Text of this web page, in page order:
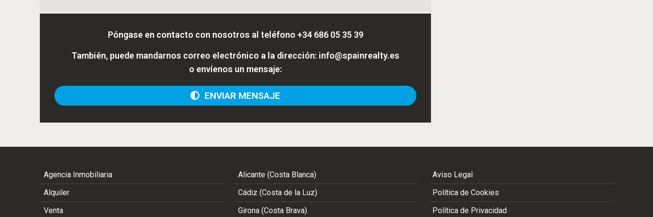
Póngase en contacto con nosotros al teléfono +34 686 05 35 39
También, puede mandarnos correo electrónico a la dirección: info@spainrealty.es
o envíenos un mensaje:
ENVIAR MENSAJE
Agencia Inmobiliaria
Alquiler
Venta
Alicante (Costa Blanca)
Cádiz (Costa de la Luz)
Girona (Costa Brava)
Aviso Legal
Política de Cookies
Política de Privacidad